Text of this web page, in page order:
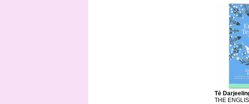
Té
THE